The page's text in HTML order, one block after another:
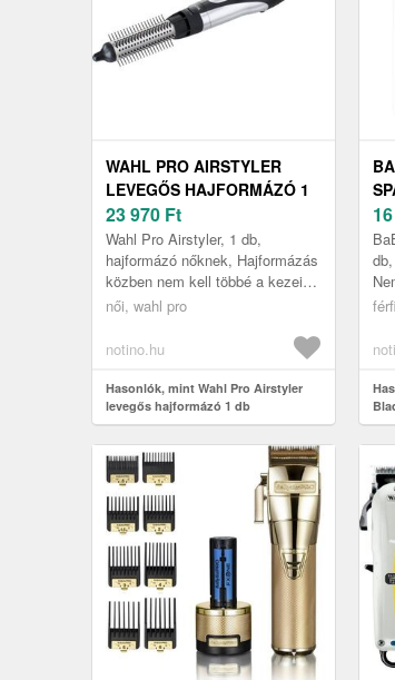
WAHL PRO AIRSTYLER
LEVEGŐS HAJFORMÁZÓ 1
DB
23 970 Ft
Wahl Pro Airstyler, 1 db,
hajformázó nőknek, Hajformázás
közben nem kell többé a kezeivel
bűvészkednie – amikor az egyik
női, wahl pro
notino.hu
Hasonlók, mint Wahl Pro Airstyler
levegős hajformázó 1 db
DB